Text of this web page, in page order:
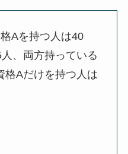
Aを持つ人は40
、両方持っている
格Aだけを持つ人は